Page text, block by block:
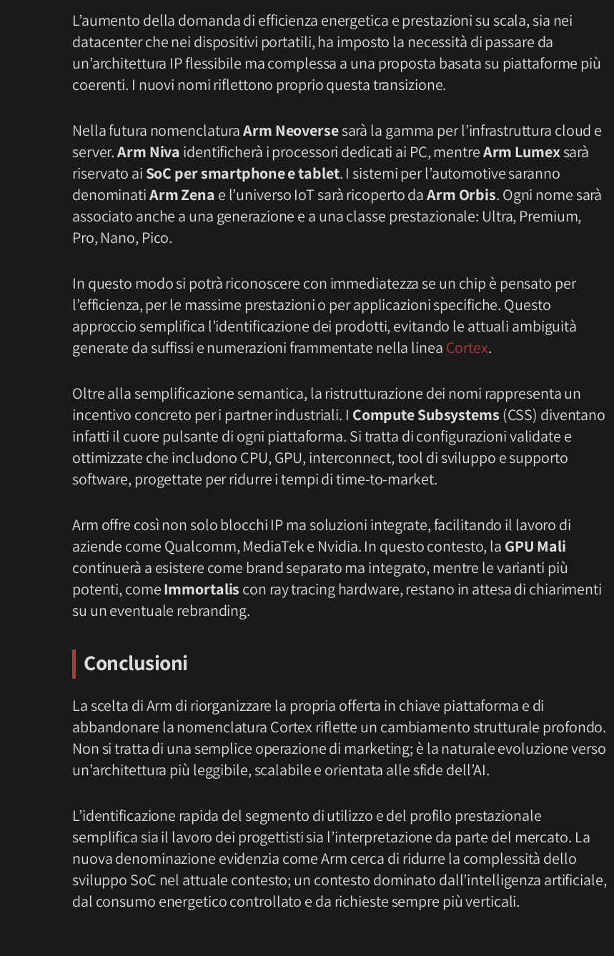
L’aumento della domanda di efficienza energetica e prestazioni su scala, sia nei
datacenter che nei dispositivi portatili, ha imposto la necessità di passare da
un’architettura IP flessibile ma complessa a una proposta basata su piattaforme più
coerenti. I nuovi nomi riflettono proprio questa transizione.
Nella futura nomenclaturaArm Neoversesarà la gamma per l’infrastruttura cloud e
server.Arm Niva identificherà i processori dedicati ai PC, mentreArm Lumexsarà
riservato ai SoC per smartphone e tablet. I sistemi per l’automotive saranno
denominatiArm Zena e l’universo IoT sarà ricoperto daArm Orbis. Ogni nome sarà
associato anche a una generazione e a una classe prestazionale: Ultra, Premium,
Pro, Nano, Pico.
In questo modo si potrà riconoscere con immediatezza se un chip è pensato per
l’efficienza, per le massime prestazioni o per applicazioni specifiche. Questo
approccio semplifica l’identificazione dei prodotti, evitando le attuali ambiguità
generate da suffissi e numerazioni frammentate nella linea Cortex.
Oltre alla semplificazione semantica, la ristrutturazione dei nomi rappresenta un
incentivo concreto per i partner industriali. I Compute Subsystems (CSS) diventano
infatti il cuore pulsante di ogni piattaforma. Si tratta di configurazioni validate e
ottimizzate che includono CPU, GPU, interconnect, tool di sviluppo e supporto
software, progettate per ridurre i tempi di time-to-market.
Arm offre così non solo blocchi IP ma soluzioni integrate, facilitando il lavoro di
aziende come Qualcomm, MediaTek e Nvidia. In questo contesto, la GPU Mali
continuerà a esistere come brand separato ma integrato, mentre le varianti più
potenti, comeImmortalis con ray tracing hardware, restano in attesa di chiarimenti
su un eventuale rebranding.
Conclusioni
La scelta di Arm di riorganizzare la propria offerta in chiave piattaforma e di
abbandonare la nomenclatura Cortex riflette un cambiamento strutturale profondo.
Non si tratta di una semplice operazione di marketing; è la naturale evoluzione verso
un’architettura più leggibile, scalabile e orientata alle sfide dell’AI.
L’identificazione rapida del segmento di utilizzo e del profilo prestazionale
semplifica sia il lavoro dei progettisti sia l’interpretazione da parte del mercato. La
nuova denominazione evidenzia come Arm cerca di ridurre la complessità dello
sviluppo SoC nel attuale contesto; un contesto dominato dall’intelligenza artificiale,
dal consumo energetico controllato e da richieste sempre più verticali.